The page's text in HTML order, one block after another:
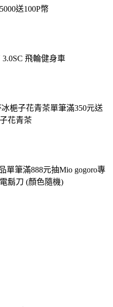
送100P幣
飛輪健身車
梔子花青茶單筆滿350元送
花青茶
單筆滿888元抽Mio gogoro專
鬍刀 (顏色隨機)